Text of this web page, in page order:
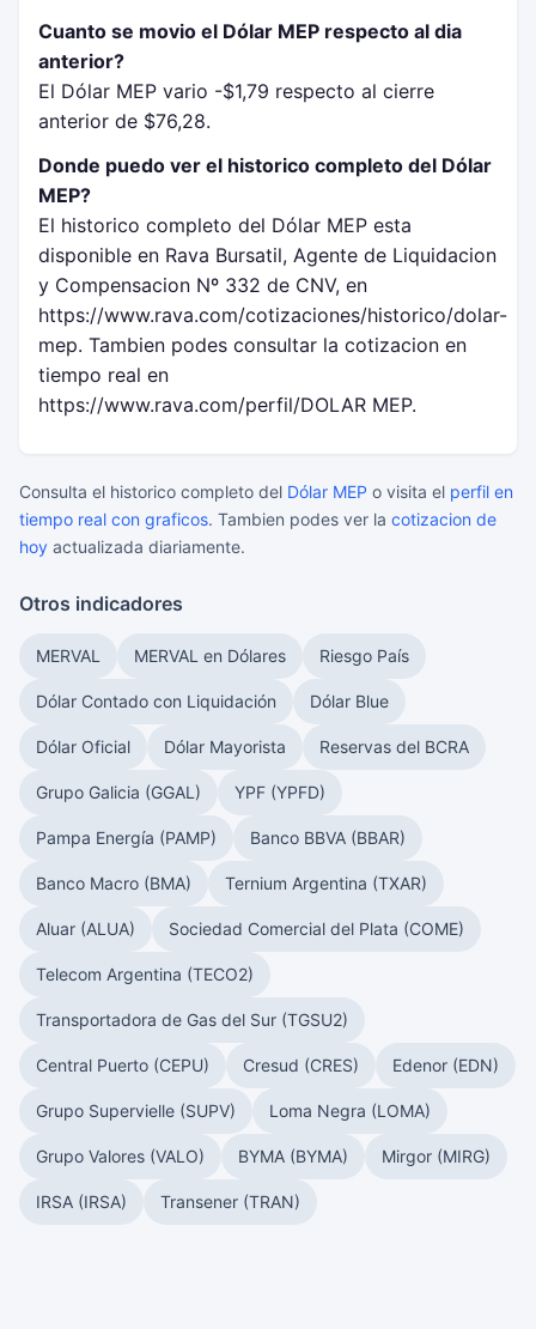
Cuanto se movio el Dólar MEP respecto al dia
anterior?
El Dólar MEP vario -$1,79 respecto al cierre
anterior de $76,28.
Donde puedo ver el historico completo del Dólar
MEP?
El historico completo del Dólar MEP esta
disponible en Rava Bursatil, Agente de Liquidacion
y Compensacion Nº 332 de CNV, en
https://www.rava.com/cotizaciones/historico/dolar-
mep. Tambien podes consultar la cotizacion en
tiempo real en
https://www.rava.com/perfil/DOLAR MEP.
Consulta el historico completo del Dólar MEP o visita el perfil en
tiempo real con graficos. Tambien podes ver la cotizacion de
hoy actualizada diariamente.
Otros indicadores
MERVAL MERVAL en Dólares Riesgo País
Dólar Contado con Liquidación Dólar Blue
Dólar Oficial Dólar Mayorista Reservas del BCRA
Grupo Galicia (GGAL) YPF (YPFD)
Pampa Energía (PAMP) Banco BBVA (BBAR)
Banco Macro (BMA) Ternium Argentina (TXAR)
Aluar (ALUA) Sociedad Comercial del Plata (COME)
Telecom Argentina (TECO2)
Transportadora de Gas del Sur (TGSU2)
Central Puerto (CEPU) Cresud (CRES) Edenor (EDN)
Grupo Supervielle (SUPV) Loma Negra (LOMA)
Grupo Valores (VALO) BYMA (BYMA) Mirgor (MIRG)
IRSA (IRSA) Transener (TRAN)